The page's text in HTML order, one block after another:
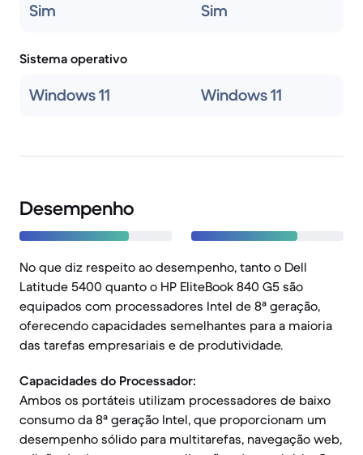
Sim Sim
Sistema operativo
Windows 11 Windows 11
Desempenho
No que diz respeito ao desempenho, tanto o Dell
Latitude 5400 quanto o HP EliteBook 840 G5 são
equipados com processadores Intel de 8ª geração,
oferecendo capacidades semelhantes para a maioria
das tarefas empresariais e de produtividade.
Capacidades do Processador:
Ambos os portáteis utilizam processadores de baixo
consumo da 8ª geração Intel, que proporcionam um
desempenho sólido para multitarefas, navegação web,